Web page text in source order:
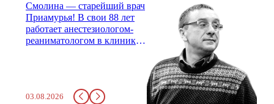
Смолина — старейший врач
Приамурья! В свои 88 лет
работает анестезиологом-
реаниматологом в клинике
стажем о жизни, смерти
душе и духе. Откровенно о
03.08.2026